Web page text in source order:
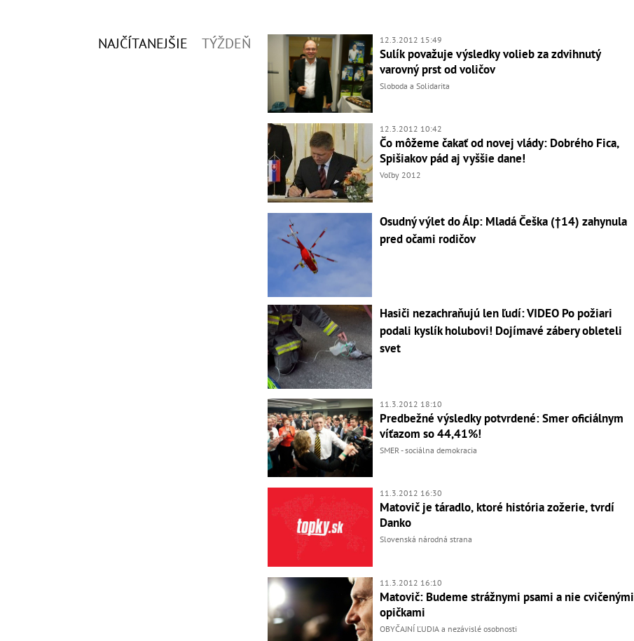
NAJČÍTANEJŠIE TÝŽDEŇ 12.3.2012 15:49
Sulík považuje výsledky volieb za zdvihnutý
varovný prst od voličov
Sloboda a Solidarita
12.3.2012 10:42
Čo môžeme čakať od novej vlády: Dobrého Fica,
Spišiakov pád aj vyššie dane!
Voľby 2012
Osudný výlet do Álp: Mladá Češka (†14) zahynula
pred očami rodičov
Hasiči nezachraňujú len ľudí: VIDEO Po požiari
podali kyslík holubovi! Dojímavé zábery obleteli
svet
11.3.2012 18:10
Predbežné výsledky potvrdené: Smer oficiálnym
víťazom so 44,41%!
SMER - sociálna demokracia
11.3.2012 16:30
Matovič je táradlo, ktoré história zožerie, tvrdí
Danko
Slovenská národná strana
11.3.2012 16:10
Matovič: Budeme strážnymi psami a nie cvičenými
opičkami
OBYČAJNÍ ĽUDIA a nezávislé osobnosti